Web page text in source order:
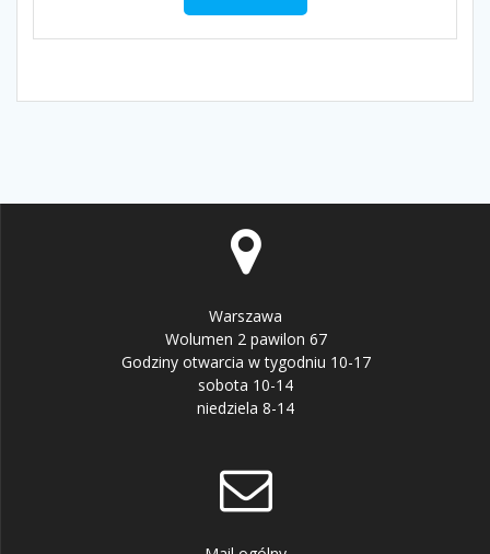
Warszawa
Wolumen 2 pawilon 67
Godziny otwarcia w tygodniu 10-17
sobota 10-14
niedziela 8-14